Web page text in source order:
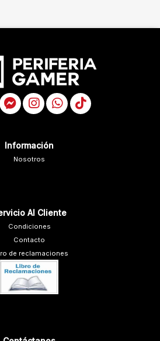
Información
Nosotros
Al Cliente
Condiciones
Contacto
de reclamaciones